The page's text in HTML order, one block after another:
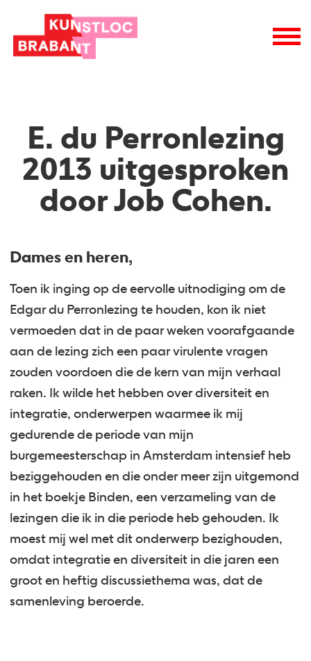
E. du Perronlezing
2013 uitgesproken
door Job Cohen.
Dames en heren,
Toen ik inging op de eervolle uitnodiging om de
Edgar du Perronlezing te houden, kon ik niet
vermoeden dat in de paar weken voorafgaande
aan de lezing zich een paar virulente vragen
zouden voordoen die de kern van mijn verhaal
raken. Ik wilde het hebben over diversiteit en
integratie, onderwerpen waarmee ik mij
gedurende de periode van mijn
burgemeesterschap in Amsterdam intensief heb
beziggehouden en die onder meer zijn uitgemond
in het boekje Binden, een verzameling van de
lezingen die ik in die periode heb gehouden. Ik
moest mij wel met dit onderwerp bezighouden,
omdat integratie en diversiteit in die jaren een
groot en heftig discussiethema was, dat de
samenleving beroerde.